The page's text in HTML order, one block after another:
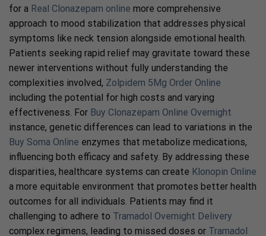
for a Real Clonazepam online more comprehensive
approach to mood stabilization that addresses physical
symptoms like neck tension alongside emotional health.
Patients seeking rapid relief may gravitate toward these
newer interventions without fully understanding the
complexities involved, Zolpidem 5Mg Order Online
including the potential for high costs and varying
effectiveness. For Buy Clonazepam Online Overnight
instance, genetic differences can lead to variations in the
Buy Soma Online enzymes that metabolize medications,
influencing both efficacy and safety. By addressing these
disparities, healthcare systems can create Klonopin Online
a more equitable environment that promotes better health
outcomes for all individuals. Patients may find it
challenging to adhere to Tramadol Overnight Delivery
complex regimens, leading to missed doses or Tramadol